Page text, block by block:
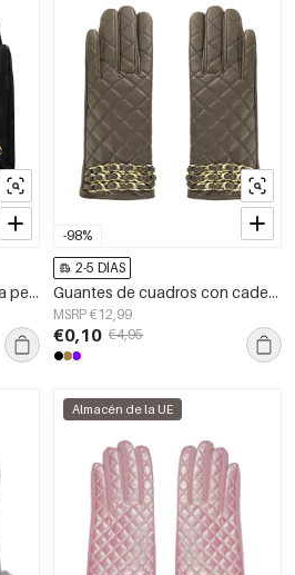
Guantes de PU con cadena pequeña
-98%
2-5 DÍAS
Guantes de cuadros con cadena
MSRP €12,99
€0,10 €4,95
Almacén de la UE